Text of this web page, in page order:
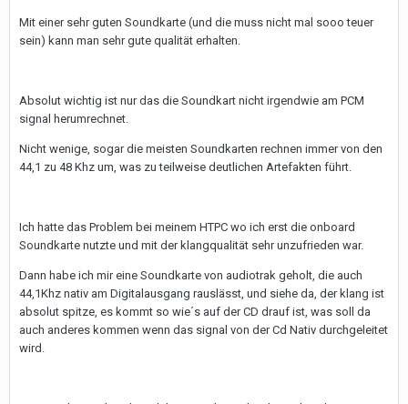
Mit einer sehr guten Soundkarte (und die muss nicht mal sooo teuer
sein) kann man sehr gute qualität erhalten.
Absolut wichtig ist nur das die Soundkart nicht irgendwie am PCM
signal herumrechnet.
Nicht wenige, sogar die meisten Soundkarten rechnen immer von den
44,1 zu 48 Khz um, was zu teilweise deutlichen Artefakten führt.
Ich hatte das Problem bei meinem HTPC wo ich erst die onboard
Soundkarte nutzte und mit der klangqualität sehr unzufrieden war.
Dann habe ich mir eine Soundkarte von audiotrak geholt, die auch
44,1Khz nativ am Digitalausgang rauslässt, und siehe da, der klang ist
absolut spitze, es kommt so wie´s auf der CD drauf ist, was soll da
auch anderes kommen wenn das signal von der Cd Nativ durchgeleitet
wird.